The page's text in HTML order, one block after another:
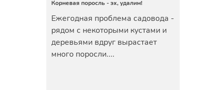
Корневая поросль - эх, удалим!
Ежегодная проблема садовода -
рядом с некоторыми кустами и
деревьями вдруг вырастает
много поросли....